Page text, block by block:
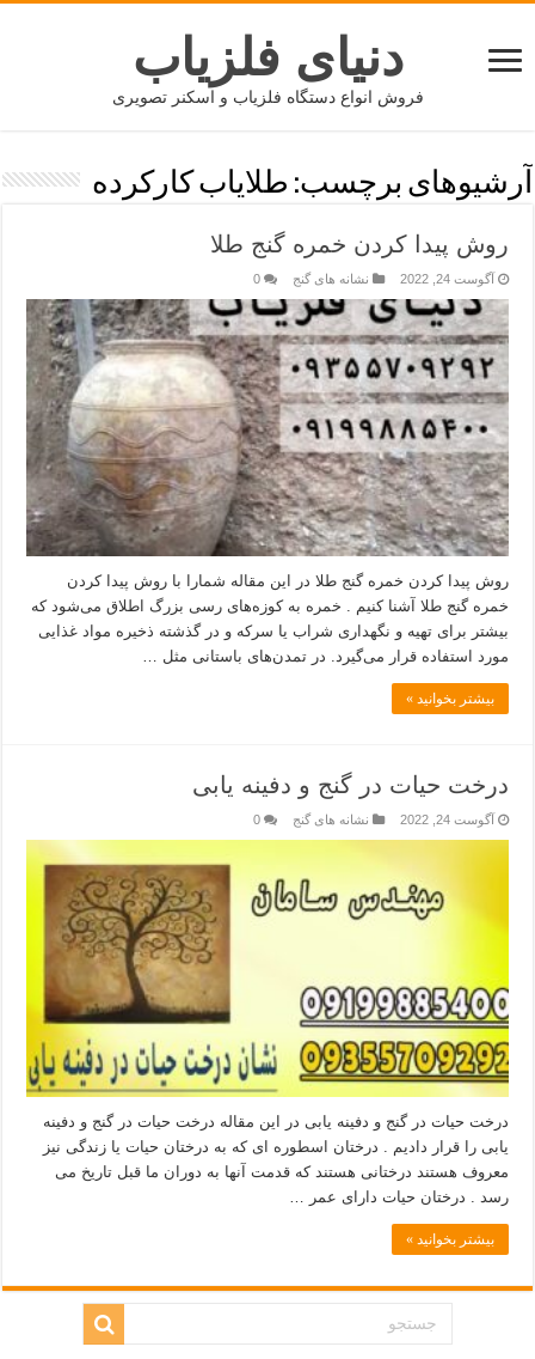
دنیای فلزیاب
فروش انواع دستگاه فلزیاب و اسکنر تصویری
آرشیوهای برچسب: طلایاب کارکرده
روش پیدا کردن خمره گنج طلا
آگوست 24, 2022 نشانه های گنج 0
روش پیدا کردن خمره گنج طلا در این مقاله شمارا با روش پیدا کردن
خمره گنج طلا آشنا کنیم . خمره به کوزه‌های رسی بزرگ اطلاق می‌شود که
بیشتر برای تهیه و نگهداری شراب یا سرکه و در گذشته ذخیره مواد غذایی
مورد استفاده قرار می‌گیرد. در تمدن‌های باستانی مثل …
بیشتر بخوانید »
درخت حیات در گنج و دفینه یابی
آگوست 24, 2022 نشانه های گنج 0
درخت حیات در گنج و دفینه یابی در این مقاله درخت حیات در گنج و دفینه
یابی را قرار دادیم . درختان اسطوره ای که به درختان حیات یا زندگی نیز
معروف هستند درختانی هستند که قدمت آنها به دوران ما قبل تاریخ می
رسد . درختان حیات دارای عمر …
بیشتر بخوانید »